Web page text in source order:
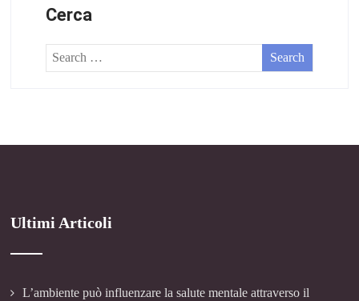
Cerca
Ultimi Articoli
L’ambiente può influenzare la salute mentale attraverso il